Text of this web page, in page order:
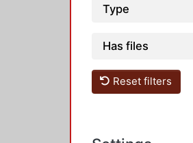
Type
Has files
Reset filters